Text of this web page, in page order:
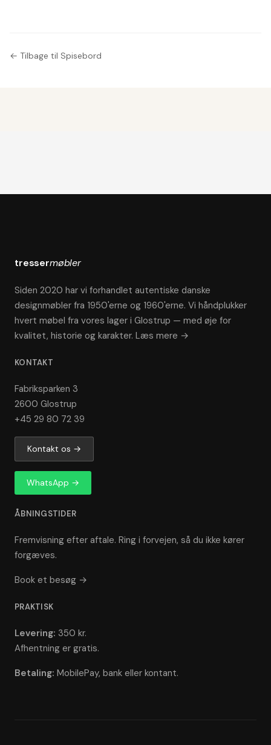
← Tilbage til Spisebord
tressermøbler
Siden 2020 har vi forhandlet autentiske danske
designmøbler fra 1950'erne og 1960'erne. Vi håndplukker
hvert møbel fra vores lager i Glostrup — med øje for
kvalitet, historie og karakter. Læs mere →
KONTAKT
Fabriksparken 3
2600 Glostrup
+45 29 80 72 39
Kontakt os →
WhatsApp →
ÅBNINGSTIDER
Fremvisning efter aftale. Ring i forvejen, så du ikke kører
forgæves.
Book et besøg →
PRAKTISK
Levering: 350 kr.
Afhentning er gratis.
Betaling: MobilePay, bank eller kontant.